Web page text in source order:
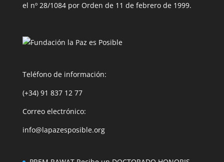
el nº 28/1084 por Orden de 11 de febrero de 1999.
Teléfono de información:
(+34) 91 837 12 77
Correo electrónico:
info@lapazesposible.org